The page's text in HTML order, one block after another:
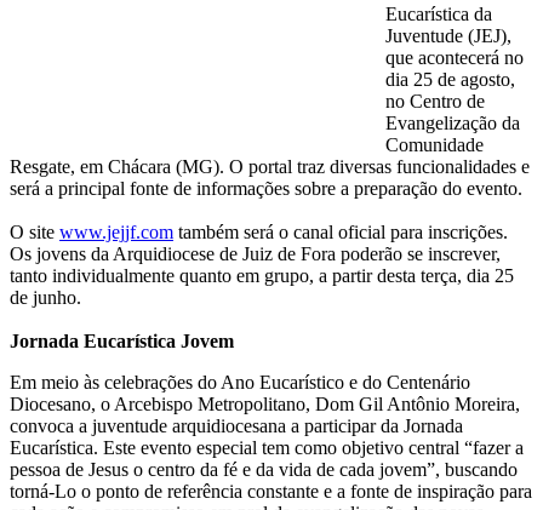
Eucarística da
Juventude (JEJ),
que acontecerá no
dia 25 de agosto,
no Centro de
Evangelização da
Comunidade
Resgate, em Chácara (MG). O portal traz diversas funcionalidades e
será a principal fonte de informações sobre a preparação do evento.
O site www.jejjf.com também será o canal oficial para inscrições.
Os jovens da Arquidiocese de Juiz de Fora poderão se inscrever,
tanto individualmente quanto em grupo, a partir desta terça, dia 25
de junho.
Jornada Eucarística Jovem
Em meio às celebrações do Ano Eucarístico e do Centenário
Diocesano, o Arcebispo Metropolitano, Dom Gil Antônio Moreira,
convoca a juventude arquidiocesana a participar da Jornada
Eucarística. Este evento especial tem como objetivo central “fazer a
pessoa de Jesus o centro da fé e da vida de cada jovem”, buscando
torná-Lo o ponto de referência constante e a fonte de inspiração para